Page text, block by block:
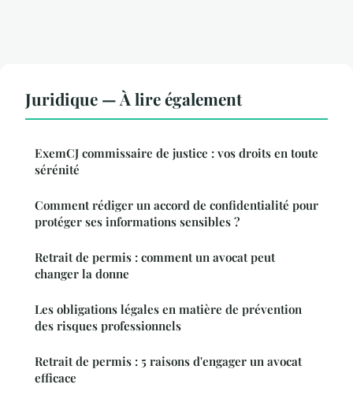
Juridique — À lire également
ExemCJ commissaire de justice : vos droits en toute
sérénité
Comment rédiger un accord de confidentialité pour
protéger ses informations sensibles ?
Retrait de permis : comment un avocat peut
changer la donne
Les obligations légales en matière de prévention
des risques professionnels
Retrait de permis : 5 raisons d'engager un avocat
efficace